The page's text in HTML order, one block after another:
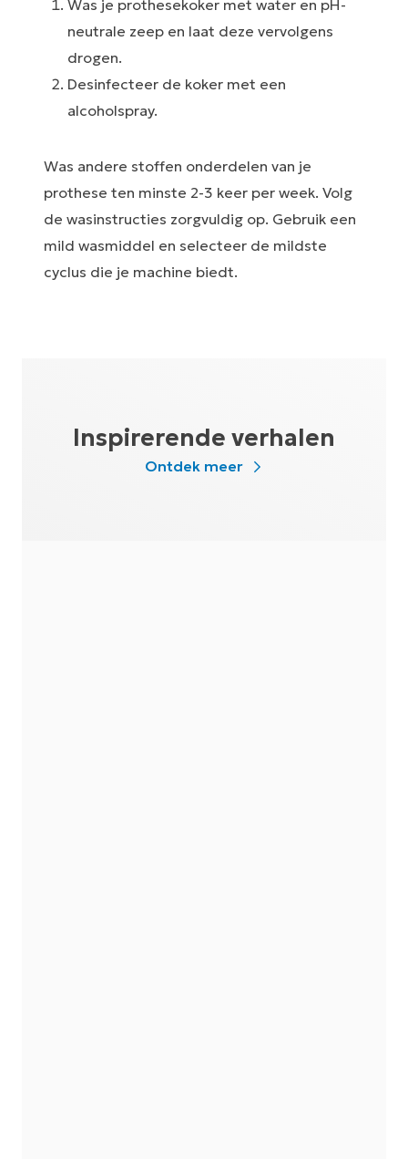
Was je prothesekoker met water en pH-
neutrale zeep en laat deze vervolgens
drogen.
Desinfecteer de koker met een
alcoholspray.
Was andere stoffen onderdelen van je
prothese ten minste 2-3 keer per week. Volg
de wasinstructies zorgvuldig op. Gebruik een
mild wasmiddel en selecteer de mildste
cyclus die je machine biedt.
Inspirerende verhalen
Ontdek meer